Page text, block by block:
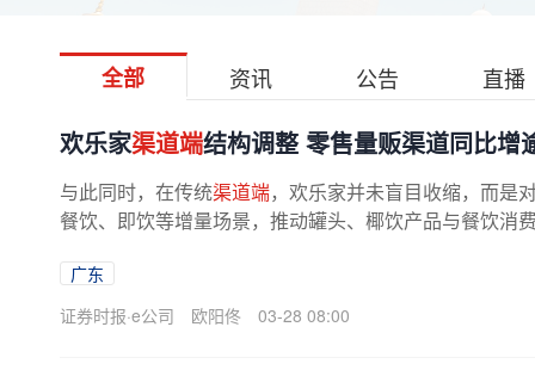
全部 资讯 公告 直播
欢乐家渠道端结构调整 零售量贩渠道同比增
与此同时，在传统渠道端，欢乐家并未盲目收缩，而是
餐饮、即饮等增量场景，推动罐头、椰饮产品与餐饮消
广东
证券时报·e公司
欧阳佟 03-28 08:00